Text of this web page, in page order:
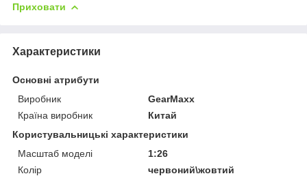
Приховати
Характеристики
Основні атрибути
Виробник
GearMaxx
Країна виробник
Китай
Користувальницькі характеристики
Масштаб моделі
1:26
Колір
червоний\жовтий